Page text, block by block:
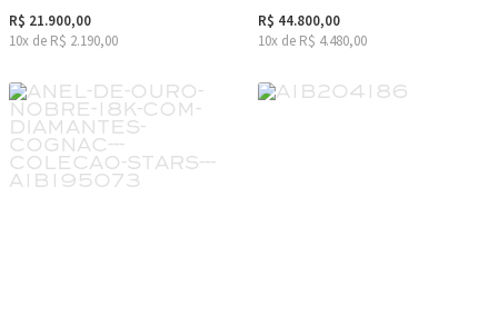
R$ 21.900,00
10x de R$ 2.190,00
R$ 44.800,00
10x de R$ 4.480,00